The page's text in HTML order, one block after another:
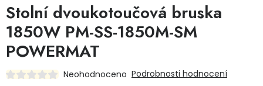
Stavba a dům
Dílna
Stolní dvoukotoučová bruska
1850W PM-SS-1850M-SM
POWERMAT
Neohodnoceno Podrobnosti hodnocení